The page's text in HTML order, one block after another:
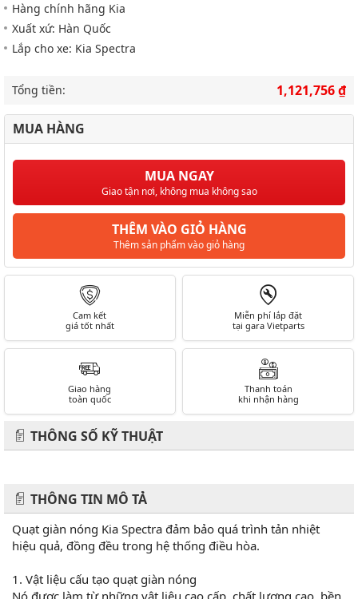
Hàng chính hãng Kia
Xuất xứ: Hàn Quốc
Lắp cho xe: Kia Spectra
Tổng tiền: 1,121,756 ₫
MUA HÀNG
MUA NGAY
Giao tận nơi, không mua không sao
THÊM VÀO GIỎ HÀNG
Thêm sản phẩm vào giỏ hàng
Cam kết
giá tốt nhất
Miễn phí lắp đặt
tại gara Vietparts
Giao hàng
toàn quốc
Thanh toán
khi nhận hàng
THÔNG SỐ KỸ THUẬT
THÔNG TIN MÔ TẢ
Quạt giàn nóng Kia Spectra đảm bảo quá trình tản nhiệt
hiệu quả, đồng đều trong hệ thống điều hòa.
1. Vật liệu cấu tạo quạt giàn nóng
Nó được làm từ những vật liệu cao cấp, chất lượng cao, bền